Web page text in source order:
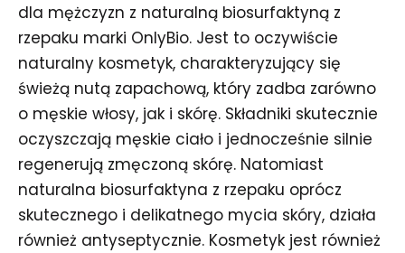
dla mężczyzn z naturalną biosurfaktyną z
rzepaku marki OnlyBio. Jest to oczywiście
naturalny kosmetyk, charakteryzujący się
świeżą nutą zapachową, który zadba zarówno
o męskie włosy, jak i skórę. Składniki skutecznie
oczyszczają męskie ciało i jednocześnie silnie
regenerują zmęczoną skórę. Natomiast
naturalna biosurfaktyna z rzepaku oprócz
skutecznego i delikatnego mycia skóry, działa
również antyseptycznie. Kosmetyk jest również